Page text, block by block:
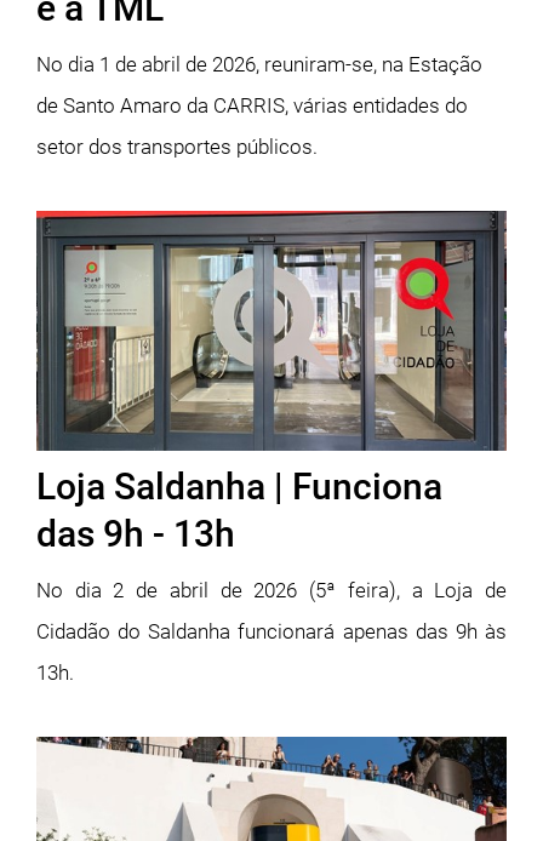
No dia 1 de abril de 2026, reuniram-se, na Estação
de Santo Amaro da CARRIS, várias entidades do
setor dos transportes públicos.
Loja Saldanha | Funciona
das 9h - 13h
No dia 2 de abril de 2026 (5ª feira), a Loja de
Cidadão do Saldanha funcionará apenas das 9h às
13h.